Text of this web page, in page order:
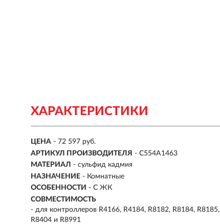
ХАРАКТЕРИСТИКИ
ЦЕНА - 72 597 руб.
АРТИКУЛ ПРОИЗВОДИТЕЛЯ - C554A1463
МАТЕРИАЛ - сульфид кадмия
НАЗНАЧЕНИЕ - Комнатные
ОСОБЕННОСТИ - С ЖК
СОВМЕСТИМОСТЬ
- для контроллеров R4166, R4184, R8182, R8184, R8185,
R8404 и R8991